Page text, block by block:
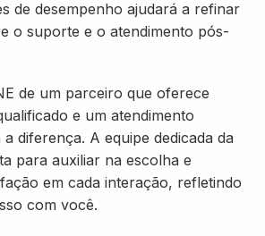
de desempenho ajudará a refinar
o suporte e o atendimento pós-
de um parceiro que oferece
e um atendimento
diferença. A equipe dedicada da
para auxiliar na escolha e
em cada interação, refletindo
com você.